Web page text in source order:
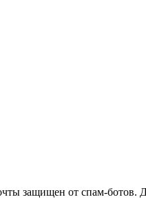
защищен от спам-ботов.